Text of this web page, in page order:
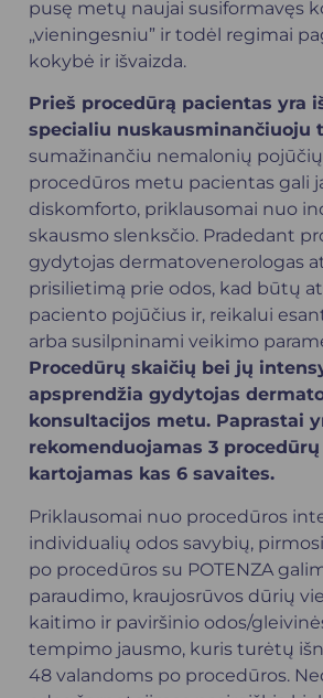
pusę metų naujai susiformavęs
„vieningesniu” ir todėl regimai
kokybė ir išvaizda.
Prieš procedūrą pacientas yra
specialiu nuskausminančiuoju
sumažinančiu nemalonių
procedūros metu pacientas gali
diskomforto, priklausomai nuo
skausmo slenksčio. Pradedant
gydytojas dermatovenerologas
prisilietimą prie odos, kad būtų
paciento pojūčius ir, reikalui
arba susilpninami veikimo
Procedūrų skaičių bei jų
apsprendžia gydytojas
konsultacijos metu. Paprastai
rekomenduojamas 3
kartojamas kas 6 savaites.
Priklausomai nuo procedūros
individualių odos savybių,
po procedūros su POTENZA
paraudimo, kraujosrūvos dūrių
kaitimo ir paviršinio odos/
tempimo jausmo, kuris turėtų
48 valandoms po procedūros.